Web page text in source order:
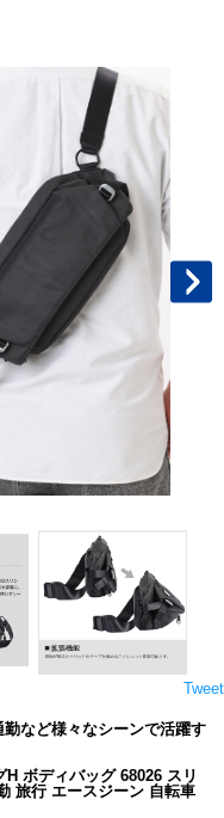
Tweet
など様々なシーンで活躍す
ボディバッグ 68026 スリ
旅行 エースジーン 自転車